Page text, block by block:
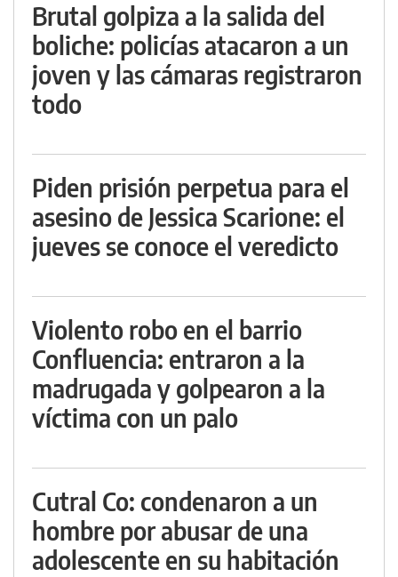
Brutal golpiza a la salida del
boliche: policías atacaron a un
joven y las cámaras registraron
todo
Piden prisión perpetua para el
asesino de Jessica Scarione: el
jueves se conoce el veredicto
Violento robo en el barrio
Confluencia: entraron a la
madrugada y golpearon a la
víctima con un palo
Cutral Co: condenaron a un
hombre por abusar de una
adolescente en su habitación